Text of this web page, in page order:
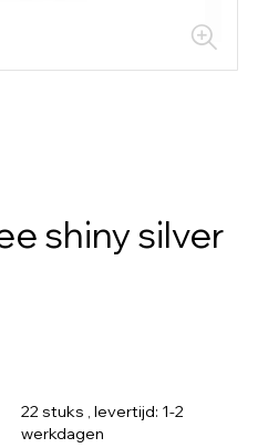
shiny silver
22 stuks , levertijd: 1-2
werkdagen